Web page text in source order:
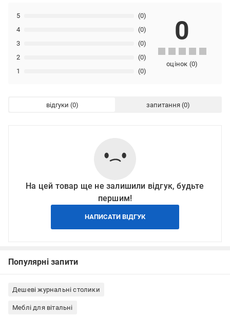
1 (0)
2 (0)
3 (0)
4 (0)
5 (0)
0
оцінок (0)
відгуки запитання
На цей товар ще не залишили відгук, будьте
першим!
НАПИСАТИ ВІДГУК
Популярні запити
Дешеві журнальні столики
Меблі для вітальні